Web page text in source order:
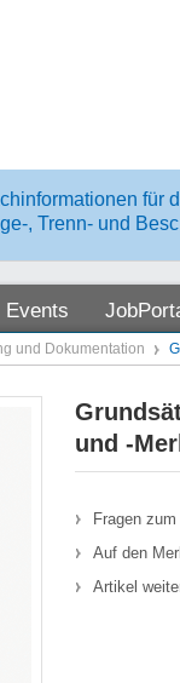
für
, Trenn- und
Events
und Dokumentation
und -
Fragen
Auf den
Artikel